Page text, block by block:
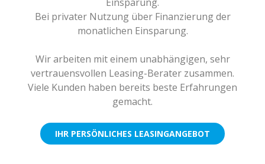
Bei privater Nutzung über Finanzierung der
monatlichen Einsparung.
Wir arbeiten mit einem unabhängigen, sehr
vertrauensvollen Leasing-Berater zusammen.
Viele Kunden haben bereits beste Erfahrungen
gemacht.
IHR PERSÖNLICHES LEASINGANGEBOT